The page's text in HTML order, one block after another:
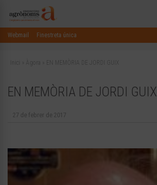
Webmail Finestreta única
Inici Àgora EN MEMÒRIA DE JORDI GUIX
EN MEMÒRIA DE JORDI GUIX
27 de febrer de 2017